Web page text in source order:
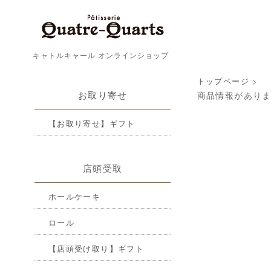
キャトルキャール オンラインショップ
お取り寄せ
【お取り寄せ】ギフト
店頭受取
ホールケーキ
ロール
【店頭受け取り】ギフト
トップページ >
商品情報があり